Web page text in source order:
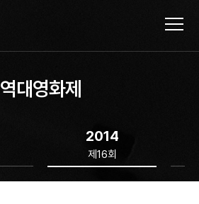
역대영화제
2014
제16회